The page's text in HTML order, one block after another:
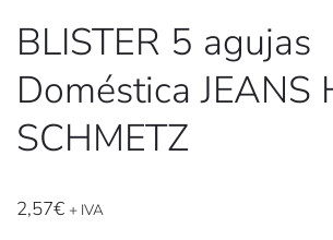
BLISTER 5 agujas
Doméstica JEANS
SCHMETZ
2,57€ + IVA